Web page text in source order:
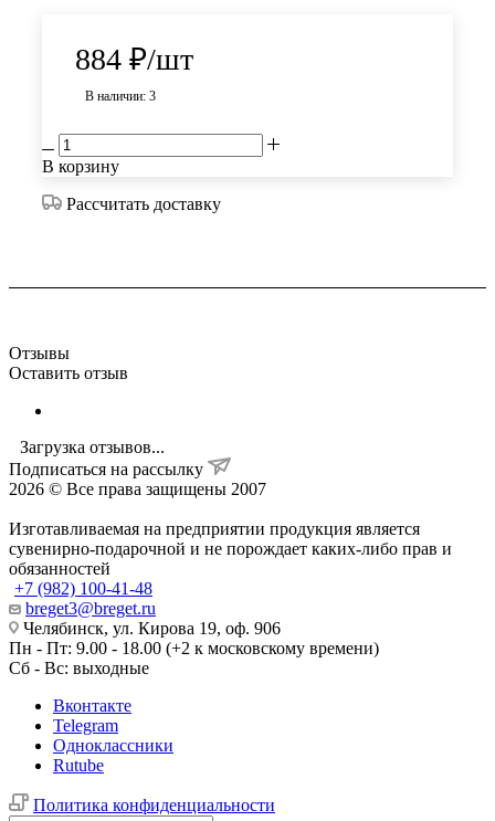
884 ₽/шт
В наличии: 3
В корзину
Рассчитать доставку
Отзывы
Оставить отзыв
Загрузка отзывов...
Подписаться на рассылку
2026 © Все права защищены 2007
Изготавливаемая на предприятии продукция является
сувенирно-подарочной и не порождает каких-либо прав и
обязанностей
+7 (982) 100-41-48
breget3@breget.ru
Челябинск, ул. Кирова 19, оф. 906
Пн - Пт: 9.00 - 18.00 (+2 к московскому времени)
Сб - Вс: выходные
Вконтакте
Telegram
Одноклассники
Rutube
Политика конфиденциальности